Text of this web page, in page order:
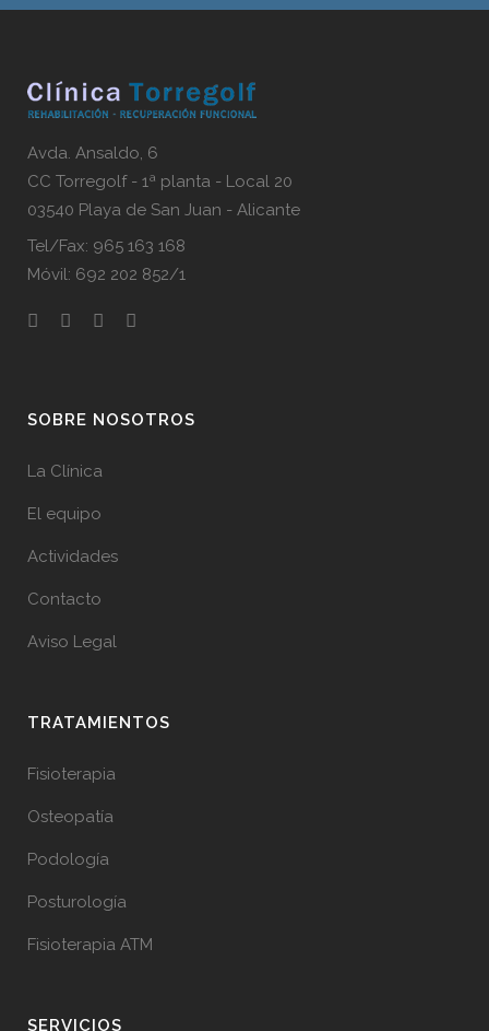
Avda. Ansaldo, 6
CC Torregolf - 1ª planta - Local 20
03540 Playa de San Juan - Alicante
Tel/Fax: 965 163 168
Móvil: 692 202 852/1
SOBRE NOSOTROS
La Clínica
El equipo
Actividades
Contacto
Aviso Legal
TRATAMIENTOS
Fisioterapia
Osteopatía
Podología
Posturología
Fisioterapia ATM
SERVICIOS